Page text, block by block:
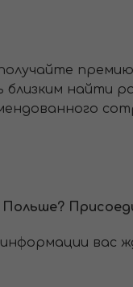
найти
информации вас